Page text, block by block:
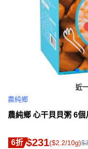
近
農純鄉
農純鄉 心干貝貝粥 6
6折 $231($2.2/10g)